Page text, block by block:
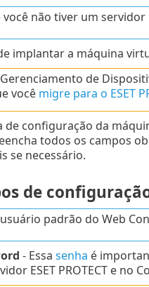
você não tiver um
implantar a máquina
de
você migre para o ESET
de configuração da
todos os campos
se necessário.
de
padrão do Web
- Essa senha é
ESET PROTECT e no